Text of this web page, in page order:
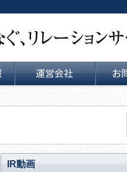
IR動画